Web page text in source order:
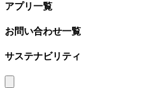
アプリ一覧
お問い合わせ一覧
サステナビリティ